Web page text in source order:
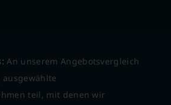
An unserem Angebotsvergleich
teil, mit denen wir